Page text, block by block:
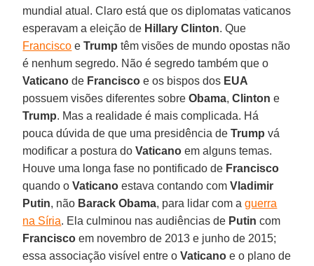
mundial atual. Claro está que os diplomatas vaticanos
esperavam a eleição de Hillary Clinton. Que
Francisco eTrump têm visões de mundo opostas não
é nenhum segredo. Não é segredo também que o
Vaticano de Francisco e os bispos dos EUA
possuem visões diferentes sobreObama,Clinton e
Trump. Mas a realidade é mais complicada. Há
pouca dúvida de que uma presidência deTrump vá
modificar a postura doVaticano em alguns temas.
Houve uma longa fase no pontificado de Francisco
quando oVaticano estava contando comVladimir
Putin, não Barack Obama, para lidar com aguerra
na Síria. Ela culminou nas audiências de Putin com
Francisco em novembro de 2013 e junho de 2015;
essa associação visível entre oVaticano e o plano de